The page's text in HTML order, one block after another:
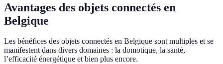
Avantages des objets connectés en
Belgique
Les bénéfices des objets connectés en Belgique sont multiples et se
manifestent dans divers domaines : la domotique, la santé,
l’efficacité énergétique et bien plus encore.